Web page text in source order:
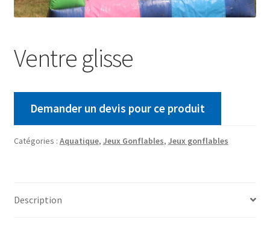
Ventre glisse
Demander un devis pour ce produit
Catégories : Aquatique, Jeux Gonflables, Jeux gonflables
Description